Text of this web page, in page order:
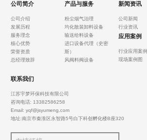
公司简介
公司介绍
发展历程
服务理念
核心优势
荣誉资质
总经理致辞
产品与服务
粉尘烟气治理
均化散装卸料设备
输送给料设备
进口设备代理（史密
斯）
风阀料阀设备
新闻资讯
公司新闻
行业资讯
应用案例
行业应用案例
现场案例图
联系我们
江苏宇梦环保科技有限公司
咨询电话: 13382586258
Email: yqf@jsyumeng.com
地址:南京巿秦淮区永智路5号白下科创孵化楼B座320